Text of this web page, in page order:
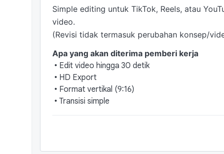
Simple editing untuk TikTok, Reels, atau
video.
(Revisi tidak termasuk perubahan konsep/
Apa yang akan diterima pemberi kerja
• Edit video hingga 30 detik
• HD Export
• Format vertikal (9:16)
• Transisi simple